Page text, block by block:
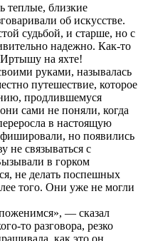
теплые, близкие
об искусстве.
судьбой, и старше, но с
надежно. Как-то
на яхте!
руками, называлась
путешествие, которое
продлившемуся
сами не поняли, когда
в настоящую
но появились
не связываться с
в горком
не делать поспешных
того. Они уже не могли
— сказал
то разговора, резко
как это он